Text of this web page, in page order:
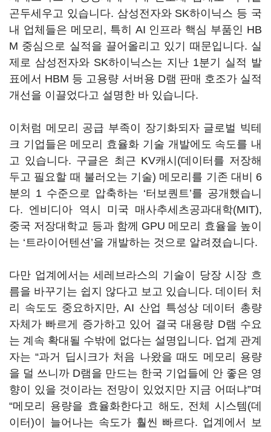
곤두세우고 있습니다. 삼성전자와 SK하이닉스 등 국
내 업체들은 메모리, 특히 AI 인프라 핵심 부품인 HB
M 중심으로 실적을 끌어올리고 있기 때문입니다. 실
제로 삼성전자와 SK하이닉스는 지난 1분기 실적 발
표에서 HBM 등 고용량 서버용 D램 판매 호조가 실적
개선을 이끌었다고 설명한 바 있습니다.
이처럼 메모리 공급 부족이 장기화되자 글로벌 빅테
크 기업들은 메모리 효율화 기술 개발에도 속도를 내
고 있습니다. 구글은 최근 KV캐시(데이터를 저장해
두고 필요할 때 불러오는 기술) 메모리를 기존 대비 6
분의 1 수준으로 압축하는 ‘터보퀀트’를 공개했습니
다. 엔비디아 역시 미국 매사추세츠공과대학(MIT),
중국 저장대학교 등과 함께 GPU 메모리 효율을 높이
는 ‘트라이어텐션’을 개발하는 것으로 알려졌습니다.
다만 업계에서는 세레브라스의 기술이 당장 시장 흐
름을 바꾸기는 쉽지 않다고 보고 있습니다. 데이터 처
리 속도도 중요하지만, AI 산업 특성상 데이터 총량
자체가 빠르게 증가하고 있어 결국 대용량 D램 수요
는 계속 확대될 수밖에 없다는 설명입니다. 업계 관계
자는 “과거 딥시크가 처음 나왔을 때도 메모리 용량
을 덜 쓰니까 D램을 만드는 한국 기업들에 안 좋은 영
향이 있을 것이라는 전망이 있었지만 지금 어떠냐”며
“메모리 용량을 효율화한다고 해도, 전체 시스템(데
이터)이 늘어나는 속도가 훨씬 빠르다. 업계에서 보